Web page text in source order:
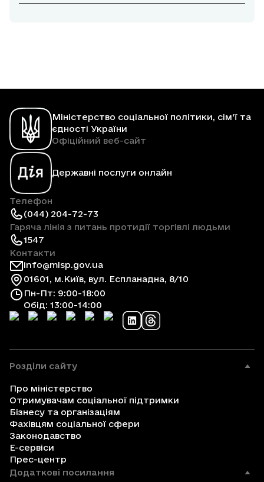
Міністерство соціальної політики, сім'ї та
єдності України
Офіційний веб-сайт
Державні послуги онлайн
Телефон
(044) 204-72-73
Гаряча лінія з питань протидії торгівлі людьми
1547
Контакти
info@mlsp.gov.ua
01601, м.Київ, вул. Еспланадна, 8/10
Пн-Пт: 9:00-18:00
Обід: 13:00-14:00
Розділи сайту
Про міністерство
Отримувачам соціальної підтримки
Бізнесу та організаціям
Фахівцям соціальної сфери
Законодавство
Е-сервіси
Прес-центр
Додаткові посилання